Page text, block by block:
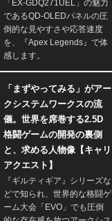
「EX-GDQ271UEL」の魅力
であるQD-OLEDパネルの圧
倒的な見やすさや応答速度
を、『Apex Legends』で体
感します。
「まずやってみる」がアー
クシステムワークスの流
儀。世界を席巻する2.5D
格闘ゲームの開発の裏側
と、求める人物像【キャリ
アクエスト】
『ギルティギア』シリーズな
どで知られ、世界的な格闘ゲ
ーム大会「EVO」でも圧倒